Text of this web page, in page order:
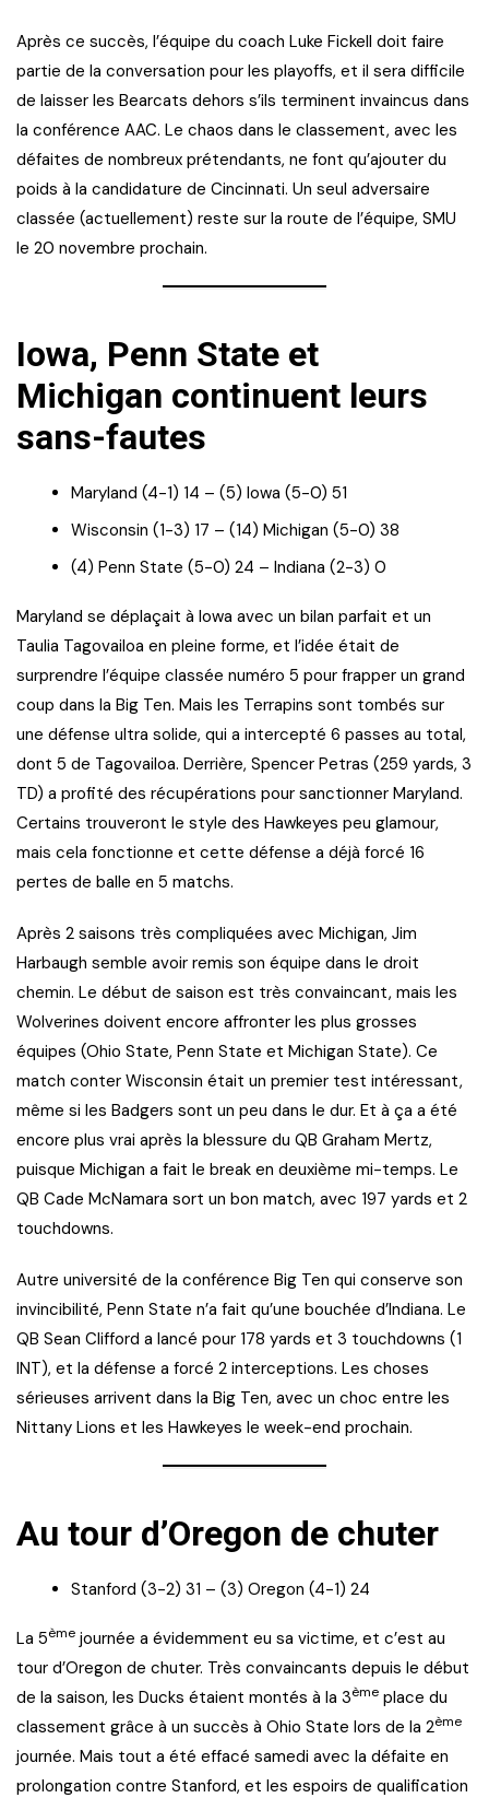
Après ce succès, l’équipe du coach Luke Fickell doit faire
partie de la conversation pour les playoffs, et il sera difficile
de laisser les Bearcats dehors s’ils terminent invaincus dans
la conférence AAC. Le chaos dans le classement, avec les
défaites de nombreux prétendants, ne font qu’ajouter du
poids à la candidature de Cincinnati. Un seul adversaire
classée (actuellement) reste sur la route de l’équipe, SMU
le 20 novembre prochain.
Iowa, Penn State et
Michigan continuent leurs
sans-fautes
Maryland (4-1) 14 – (5) Iowa (5-0) 51
Wisconsin (1-3) 17 – (14) Michigan (5-0) 38
(4) Penn State (5-0) 24 – Indiana (2-3) 0
Maryland se déplaçait à Iowa avec un bilan parfait et un
Taulia Tagovailoa en pleine forme, et l’idée était de
surprendre l’équipe classée numéro 5 pour frapper un grand
coup dans la Big Ten. Mais les Terrapins sont tombés sur
une défense ultra solide, qui a intercepté 6 passes au total,
dont 5 de Tagovailoa. Derrière, Spencer Petras (259 yards, 3
TD) a profité des récupérations pour sanctionner Maryland.
Certains trouveront le style des Hawkeyes peu glamour,
mais cela fonctionne et cette défense a déjà forcé 16
pertes de balle en 5 matchs.
Après 2 saisons très compliquées avec Michigan, Jim
Harbaugh semble avoir remis son équipe dans le droit
chemin. Le début de saison est très convaincant, mais les
Wolverines doivent encore affronter les plus grosses
équipes (Ohio State, Penn State et Michigan State). Ce
match conter Wisconsin était un premier test intéressant,
même si les Badgers sont un peu dans le dur. Et à ça a été
encore plus vrai après la blessure du QB Graham Mertz,
puisque Michigan a fait le break en deuxième mi-temps. Le
QB Cade McNamara sort un bon match, avec 197 yards et 2
touchdowns.
Autre université de la conférence Big Ten qui conserve son
invincibilité, Penn State n’a fait qu’une bouchée d’Indiana. Le
QB Sean Clifford a lancé pour 178 yards et 3 touchdowns (1
INT), et la défense a forcé 2 interceptions. Les choses
sérieuses arrivent dans la Big Ten, avec un choc entre les
Nittany Lions et les Hawkeyes le week-end prochain.
Au tour d’Oregon de chuter
Stanford (3-2) 31 – (3) Oregon (4-1) 24
La 5ème journée a évidemment eu sa victime, et c’est au
tour d’Oregon de chuter. Très convaincants depuis le début
de la saison, les Ducks étaient montés à la 3ème place du
classement grâce à un succès à Ohio State lors de la 2ème
journée. Mais tout a été effacé samedi avec la défaite en
prolongation contre Stanford, et les espoirs de qualification